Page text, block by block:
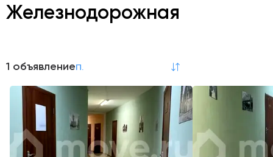
Железнодорожная
1 объявление